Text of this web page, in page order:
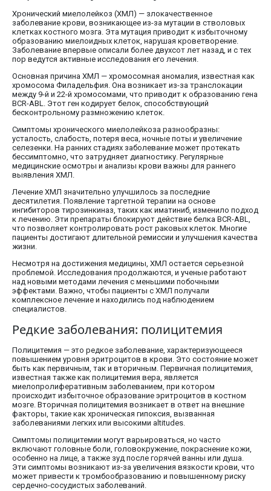
Хронический миелолейкоз (ХМЛ) — злокачественное
заболевание крови, возникающее из-за мутации в стволовых
клетках костного мозга. Эта мутация приводит к избыточному
образованию миелоидных клеток, нарушая кроветворение.
Заболевание впервые описали более двухсот лет назад, и с тех
пор ведутся активные исследования его лечения.
Основная причина ХМЛ — хромосомная аномалия, известная как
хромосома Филадельфия. Она возникает из-за транслокации
между 9-й и 22-й хромосомами, что приводит к образованию гена
BCR-ABL. Этот ген кодирует белок, способствующий
бесконтрольному размножению клеток.
Симптомы хронического миелолейкоза разнообразны:
усталость, слабость, потеря веса, ночные поты и увеличение
селезенки. На ранних стадиях заболевание может протекать
бессимптомно, что затрудняет диагностику. Регулярные
медицинские осмотры и анализы крови важны для раннего
выявления ХМЛ.
Лечение ХМЛ значительно улучшилось за последние
десятилетия. Появление таргетной терапии на основе
ингибиторов тирозинкиназ, таких как иматиниб, изменило подход
к лечению. Эти препараты блокируют действие белка BCR-ABL,
что позволяет контролировать рост раковых клеток. Многие
пациенты достигают длительной ремиссии и улучшения качества
жизни.
Несмотря на достижения медицины, ХМЛ остается серьезной
проблемой. Исследования продолжаются, и ученые работают
над новыми методами лечения с меньшими побочными
эффектами. Важно, чтобы пациенты с ХМЛ получали
комплексное лечение и находились под наблюдением
специалистов.
Редкие заболевания: полицитемия
Полицитемия — это редкое заболевание, характеризующееся
повышением уровня эритроцитов в крови. Это состояние может
быть как первичным, так и вторичным. Первичная полицитемия,
известная также как полицитемия вера, является
миелопролиферативным заболеванием, при котором
происходит избыточное образование эритроцитов в костном
мозге. Вторичная полицитемия возникает в ответ на внешние
факторы, такие как хроническая гипоксия, вызванная
заболеваниями легких или высокими altitudes.
Симптомы полицитемии могут варьироваться, но часто
включают головные боли, головокружение, покраснение кожи,
особенно на лице, а также зуд после горячей ванны или душа.
Эти симптомы возникают из-за увеличения вязкости крови, что
может привести к тромбообразованию и повышенному риску
сердечно-сосудистых заболеваний.